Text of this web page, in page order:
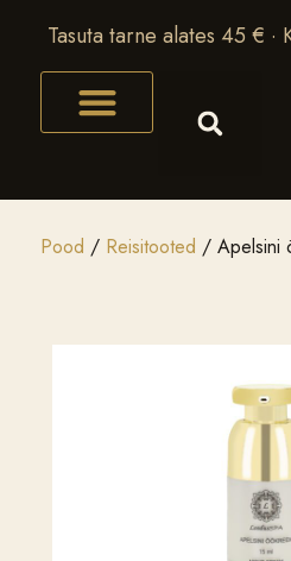
Tasuta tarne alates 45 €
Pood / Reisitooted / Apelsini